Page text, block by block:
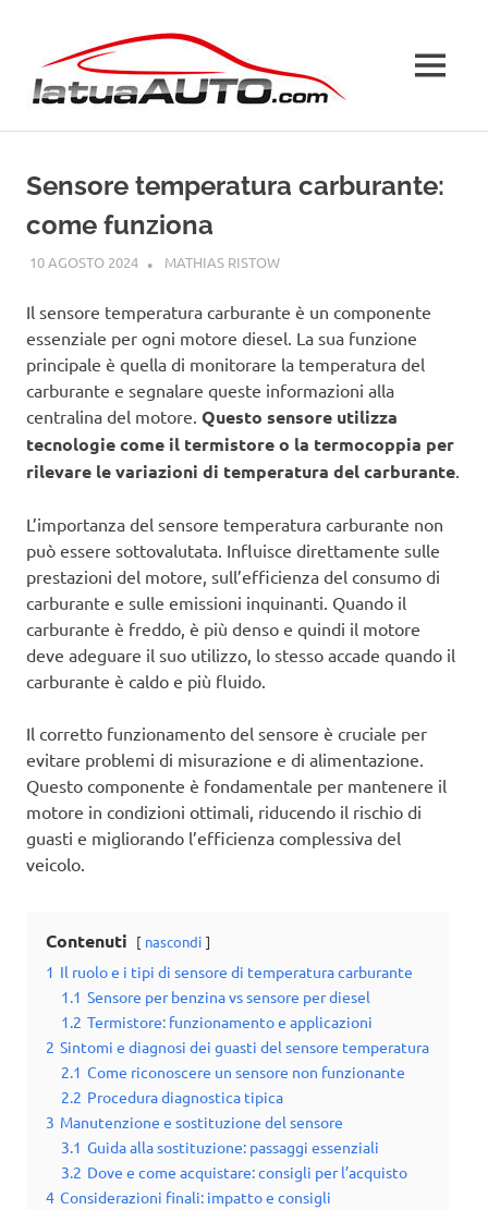
contenuto
MENU
Sensore temperatura carburante:
come funziona
10 AGOSTO 2024 MATHIAS RISTOWGUIDE
Il sensore temperatura carburante è un componente
essenziale per ogni motore diesel. La sua funzione
principale è quella di monitorare la temperatura del
carburante e segnalare queste informazioni alla
centralina del motore. Questo sensore utilizza
tecnologie come il termistore o la termocoppia per
rilevare le variazioni di temperatura del carburante.
L’importanza del sensore temperatura carburante non
può essere sottovalutata. Influisce direttamente sulle
prestazioni del motore, sull’efficienza del consumo di
carburante e sulle emissioni inquinanti. Quando il
carburante è freddo, è più denso e quindi il motore
deve adeguare il suo utilizzo, lo stesso accade quando il
carburante è caldo e più fluido.
Il corretto funzionamento del sensore è cruciale per
evitare problemi di misurazione e di alimentazione.
Questo componente è fondamentale per mantenere il
motore in condizioni ottimali, riducendo il rischio di
guasti e migliorando l’efficienza complessiva del
veicolo.
Contenuti nascondi
1 Il ruolo e i tipi di sensore di temperatura carburante
1.1 Sensore per benzina vs sensore per diesel
1.2 Termistore: funzionamento e applicazioni
2 Sintomi e diagnosi dei guasti del sensore temperatura
2.1 Come riconoscere un sensore non funzionante
2.2 Procedura diagnostica tipica
3 Manutenzione e sostituzione del sensore
3.1 Guida alla sostituzione: passaggi essenziali
3.2 Dove e come acquistare: consigli per l’acquisto
4 Considerazioni finali: impatto e consigli